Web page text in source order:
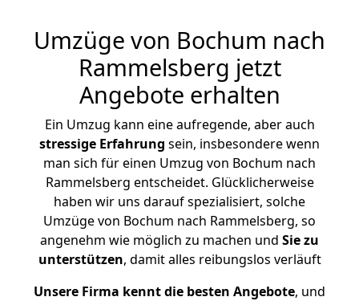
Umzüge von Bochum nach
Rammelsberg jetzt
Angebote erhalten
Ein Umzug kann eine aufregende, aber auch
stressige Erfahrung sein, insbesondere wenn
man sich für einen Umzug von Bochum nach
Rammelsberg entscheidet. Glücklicherweise
haben wir uns darauf spezialisiert, solche
Umzüge von Bochum nach Rammelsberg, so
angenehm wie möglich zu machen und Sie zu
unterstützen, damit alles reibungslos verläuft
Unsere Firma kennt die besten Angebote, und